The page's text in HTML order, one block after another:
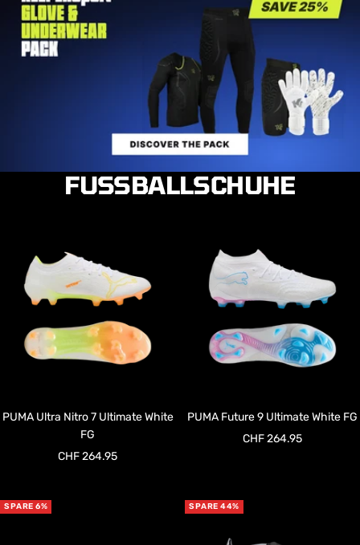
FUSSBALLSCHUHE
PUMA Ultra Nitro 7 Ultimate White
FG
Angebotspreis
CHF 264.95
PUMA Future 9 Ultimate White FG
Angebotspreis
CHF 264.95
SPARE 6% SPARE 44%